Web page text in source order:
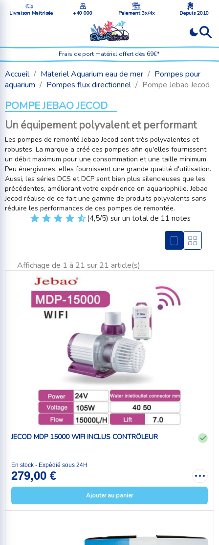
Livraison Maitrisée +40 000 Paiement 3x/4x Depuis 2010
Frais de port matériel offert dès 69€*
Accueil Materiel Aquarium eau de mer
Pompes pour
aquarium
Pompes flux directionnel Pompe Jebao Jecod
POMPE JEBAO JECOD
Un équipement polyvalent et performant
Les pompes de remonté Jebao Jecod sont très polyvalentes et
robustes. La marque a créé ces pompes afin qu'elles fournissent
un débit maximum pour une consommation et une taille minimum.
Peu énergivores, elles fournissent une grande qualité d'utilisation.
Aussi, les séries DCS et DCP sont bien plus silencieuses que les
précédentes, améliorant votre expérience en aquariophilie. Jebao
Jecod réalise de ce fait une gamme de produits polyvalents sans
réduire les performances de ces pompes de remontée.
(4,5/5) sur un total de 11 notes
Affichage de 1 à 21 sur 21 article(s)
JECOD MDP 15000 WIFI INCLUS CONTRÔLEUR
En stock - Expédié sous 24H
279,00 €
Ajouter au panier